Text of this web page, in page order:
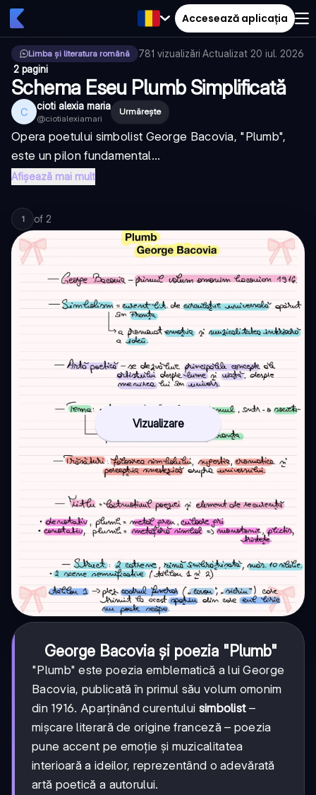
Accesează aplicația
Limba și literatura română 781 vizualizări·Actualizat 20 iul. 2026
·2 pagini
Schema Eseu Plumb Simplificată
C cioti alexia maria
@ciotialexiamari
Urmărește
Opera poetului simbolist George Bacovia, "Plumb",
este un pilon fundamental...
Afișează mai mult
1 of 2
Vizualizare
George Bacovia și poezia "Plumb"
"Plumb" este poezia emblematică a lui George
Bacovia, publicată în primul său volum omonim
din 1916. Aparținând curentului simbolist–
mișcare literară de origine franceză – poezia
pune accent pe emoție și muzicalitatea
interioară a ideilor, reprezentând o adevărată
artă poetică a autorului.